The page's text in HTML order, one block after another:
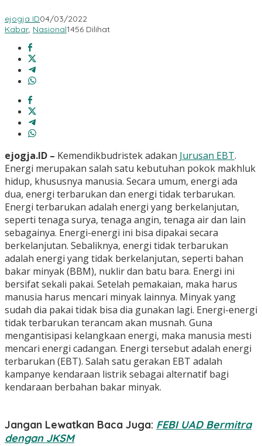
ejogja ID04/03/2022
Kabar, Nasional1456 Dilihat
ejogja.ID – Kemendikbudristek adakan Jurusan EBT.
Energi merupakan salah satu kebutuhan pokok makhluk
hidup, khususnya manusia. Secara umum, energi ada
dua, energi terbarukan dan energi tidak terbarukan.
Energi terbarukan adalah energi yang berkelanjutan,
seperti tenaga surya, tenaga angin, tenaga air dan lain
sebagainya. Energi-energi ini bisa dipakai secara
berkelanjutan. Sebaliknya, energi tidak terbarukan
adalah energi yang tidak berkelanjutan, seperti bahan
bakar minyak (BBM), nuklir dan batu bara. Energi ini
bersifat sekali pakai. Setelah pemakaian, maka harus
manusia harus mencari minyak lainnya. Minyak yang
sudah dia pakai tidak bisa dia gunakan lagi. Energi-energi
tidak terbarukan terancam akan musnah. Guna
mengantisipasi kelangkaan energi, maka manusia mesti
mencari energi cadangan. Energi tersebut adalah energi
terbarukan (EBT). Salah satu gerakan EBT adalah
kampanye kendaraan listrik sebagai alternatif bagi
kendaraan berbahan bakar minyak.
Jangan Lewatkan Baca Juga: FEBI UAD Bermitra
dengan JKSM